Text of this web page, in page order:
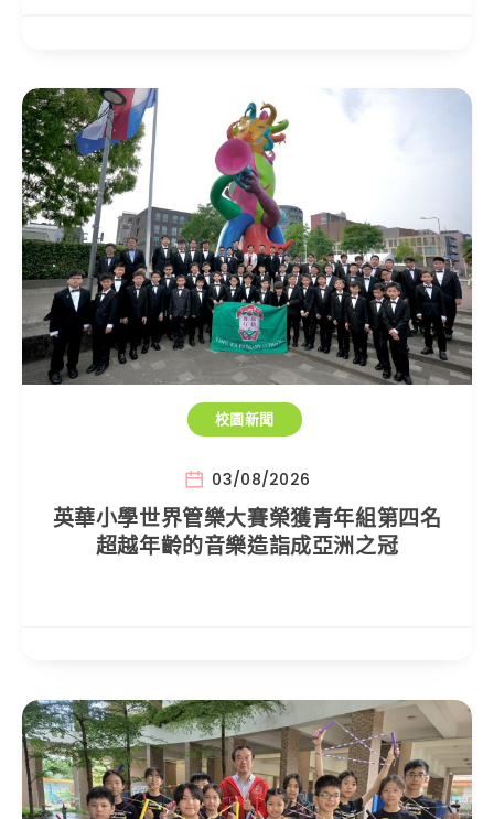
校園新聞
03/08/2026
英華小學世界管樂大賽榮獲青年組第四名
超越年齡的音樂造詣成亞洲之冠